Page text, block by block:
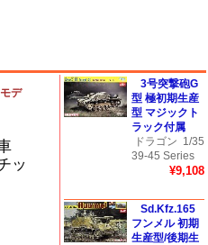
デ
ッ
3号突撃砲G
型 極初期生産
型 マジックト
ラック付属
ドラゴン 1/35
39-45 Series
¥9,108
Sd.Kfz.165
フンメル 初期
生産型/後期生